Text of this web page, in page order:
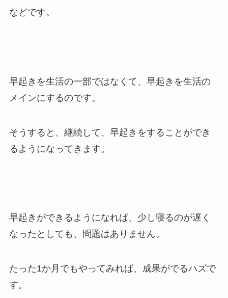
などです。
早起きを生活の一部ではなくて、早起きを生活の
メインにするのです。
そうすると、継続して、早起きをすることができ
るようになってきます。
早起きができるようになれば、少し寝るのが遅く
なったとしても、問題はありません。
たった1か月でもやってみれば、成果がでるハズで
す。